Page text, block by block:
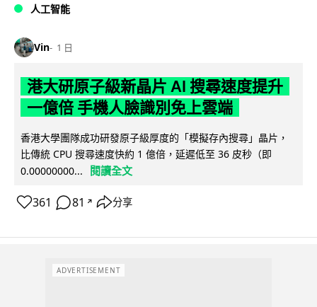
人工智能
Vin 1 日
港大研原子級新晶片 AI 搜尋速度提升
一億倍 手機人臉識別免上雲端
香港大學團隊成功研發原子級厚度的「模擬存內搜尋」晶片，
比傳統 CPU 搜尋速度快約 1 億倍，延遲低至 36 皮秒（即
0.00000000...
閱讀全文
361 81 ↗ 分享
ADVERTISEMENT